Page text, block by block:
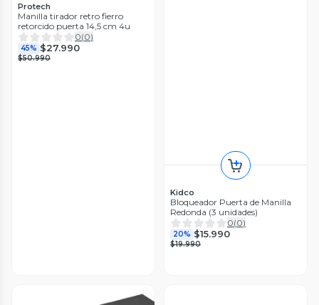
Protech
Manilla tirador retro fierro
retorcido puerta 14,5 cm 4u
0(0)
45% $27.990
$50.990
Kidco
Bloqueador Puerta de Manilla
Redonda (3 unidades)
0(0)
20% $15.990
$19.990